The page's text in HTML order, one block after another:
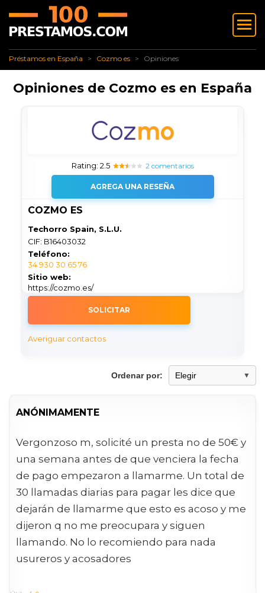
✅ Préstamos en España
Préstamos en España ✅ Cozmo es
Cozmo es Opiniones
Opiniones
Opiniones de Cozmo es en España
Rating: 2.5 2 comentarios
AGREGA UNA RESEÑA
COZMO ES
Techorro Spain, S.L.U.
CIF: B16403032
Teléfono:
34 930 30 65 76
Sitio web:
https://cozmo.es/
SOLICITAR
Averiguar contactos
Ordenar por:
ANÓNIMAMENTE
Vergonzoso m, solicité un presta no de 50€ y
una semana antes de que venciera la fecha
de pago empezaron a llamarme. Un total de
30 llamadas diarias para pagar les dice que
dejarán de llamarme que esto es acoso y me
dijeron q no me preocupara y siguen
llamando. No lo recomiendo para nada
usureros y acosadores